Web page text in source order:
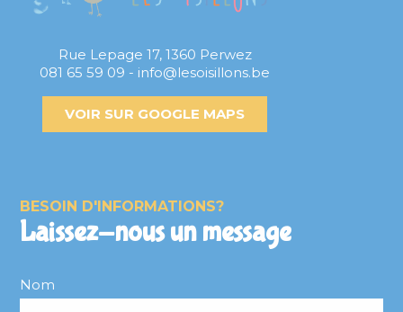
Rue Lepage 17, 1360 Perwez
081 65 59 09 - info@lesoisillons.be
VOIR SUR GOOGLE MAPS
BESOIN D'INFORMATIONS?
Laissez-nous un message
Nom